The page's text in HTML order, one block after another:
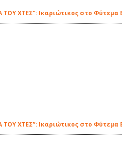
ΧΤΕΣ”: Ικαριώτικος στο Φύτεμα
ΧΤΕΣ”: Ικαριώτικος στο Φύτεμα